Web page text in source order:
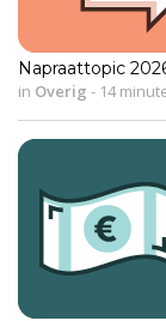
Napraattopic
in Overig - 14